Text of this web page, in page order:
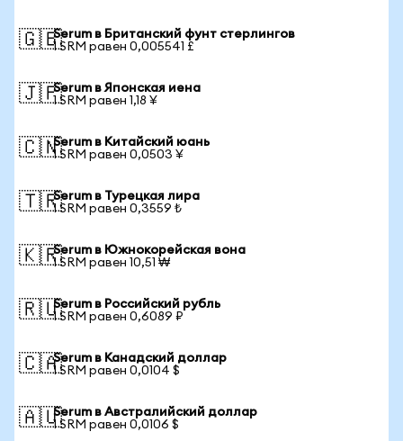
🇬🇧Serum в Британский фунт стерлингов
1 SRM равен 0,005541 £
🇯🇵Serum в Японская иена
1 SRM равен 1,18 ¥
🇨🇳Serum в Китайский юань
1 SRM равен 0,0503 ¥
🇹🇷Serum в Турецкая лира
1 SRM равен 0,3559 ₺
🇰🇷Serum в Южнокорейская вона
1 SRM равен 10,51 ₩
🇷🇺Serum в Российский рубль
1 SRM равен 0,6089 ₽
🇨🇦Serum в Канадский доллар
1 SRM равен 0,0104 $
🇦🇺Serum в Австралийский доллар
1 SRM равен 0,0106 $